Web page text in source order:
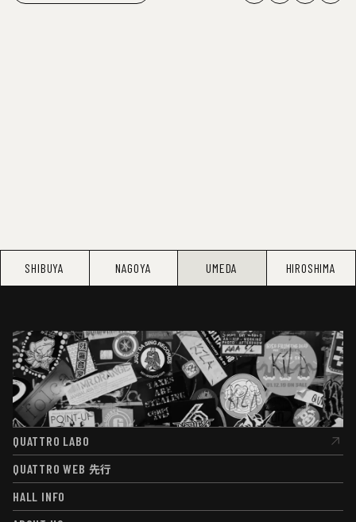
SHIBUYA NAGOYA UMEDA HIROSHIMA
QUATTRO LABO
QUATTRO LABO
QUATTRO WEB 先行
QUATTRO WEB先行
HALL INFO
HALL INFO